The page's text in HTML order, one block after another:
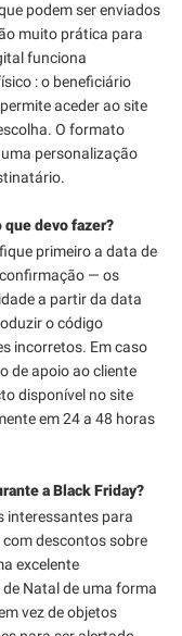
podem ser enviados
muito prática para
funciona
: o beneficiário
aceder ao site
O formato
personalização
que devo fazer?
primeiro a data de
— os
a partir da data
o código
incorretos. Em caso
de apoio ao cliente
disponível no site
em 24 a 48 horas
a Black Friday?
interessantes para
descontos sobre
excelente
Natal de uma forma
vez de objetos